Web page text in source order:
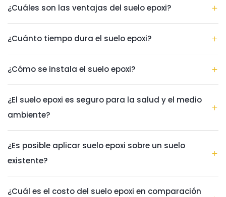
¿Cuáles son las ventajas del suelo epoxi?
¿Cuánto tiempo dura el suelo epoxi?
¿Cómo se instala el suelo epoxi?
¿El suelo epoxi es seguro para la salud y el medio
ambiente?
¿Es posible aplicar suelo epoxi sobre un suelo
existente?
¿Cuál es el costo del suelo epoxi en comparación